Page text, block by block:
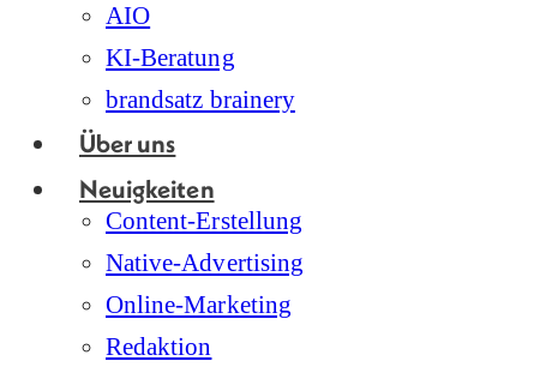
AIO
KI-Beratung
brandsatz brainery
Über uns
Neuigkeiten
Content-Erstellung
Native-Advertising
Online-Marketing
Redaktion